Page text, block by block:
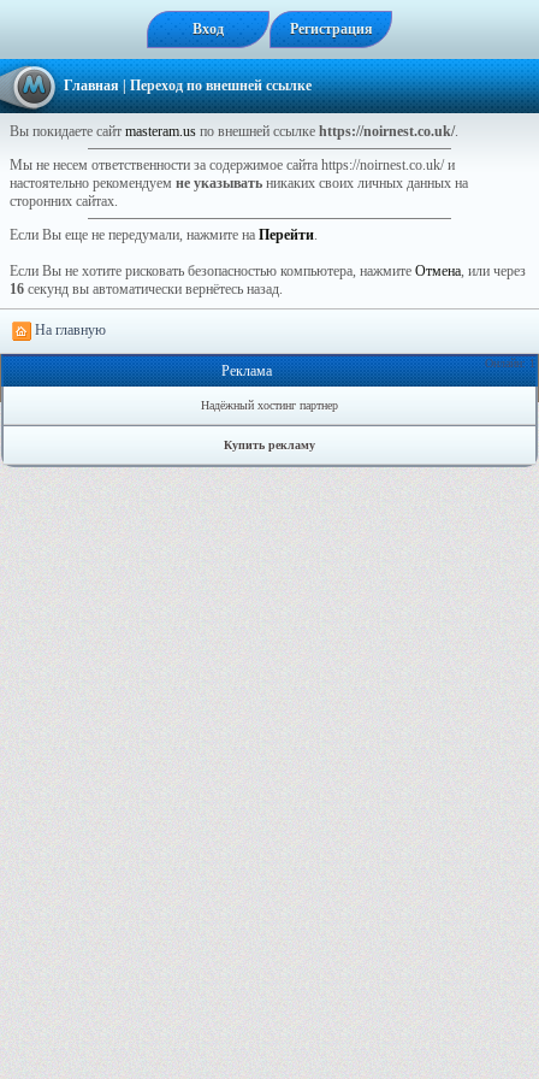
Вход Регистрация
Главная| Переход по внешней ссылке
Вы покидаете сайт masteram.us по внешней ссылке https://noirnest.co.uk/.
Мы не несем ответственности за содержимое сайта https://noirnest.co.uk/ и
настоятельно рекомендуем не указывать никаких своих личных данных на
сторонних сайтах.
Если Вы еще не передумали, нажмите на Перейти.
Если Вы не хотите рисковать безопасностью компьютера, нажмите Отмена, или через
16 секунд вы автоматически вернётесь назад.
На главную
Онлайн: 1
Реклама
Надёжный хостинг партнер
Купить рекламу